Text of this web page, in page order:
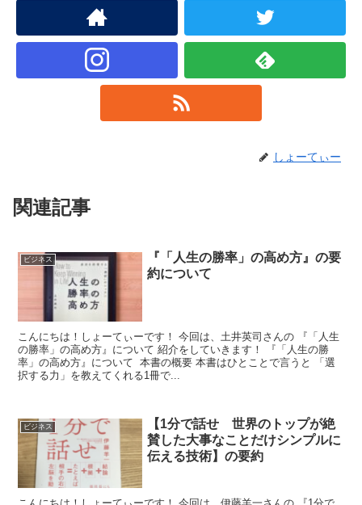
しょーてぃー
関連記事
ビジネス
『「人生の勝率」の高め方』の要
約について
こんにちは！しょーてぃーです！ 今回は、土井英司さんの 『「人生
の勝率」の高め方』について 紹介をしていきます！ 『「人生の勝
率」の高め方』について 本書の概要 本書はひとことで言うと 「選
択する力」を教えてくれる1冊で...
ビジネス
【1分で話せ 世界のトップが絶
賛した大事なことだけシンプルに
伝える技術】の要約